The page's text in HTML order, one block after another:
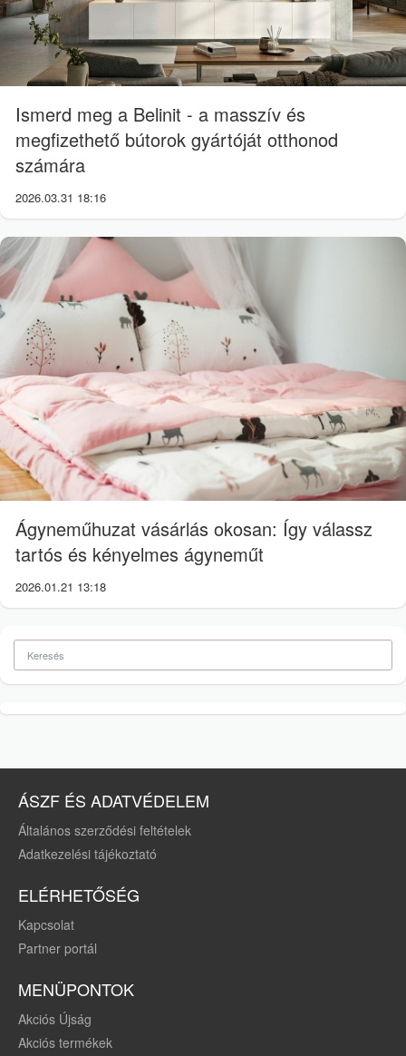
Ismerd meg a Belinit - a masszív és
megfizethető bútorok gyártóját otthonod
számára
2026.03.31 18:16
Ágyneműhuzat vásárlás okosan: Így válassz
tartós és kényelmes ágyneműt
2026.01.21 13:18
ÁSZF ÉS ADATVÉDELEM
Általános szerződési feltételek
Adatkezelési tájékoztató
ELÉRHETŐSÉG
Kapcsolat
Partner portál
MENÜPONTOK
Akciós Újság
Akciós termékek